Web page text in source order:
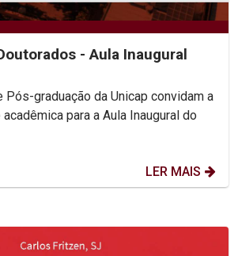
- Aula Inaugural
Pós-graduação da Unicap convidam a
para a Aula Inaugural do
LER MAIS